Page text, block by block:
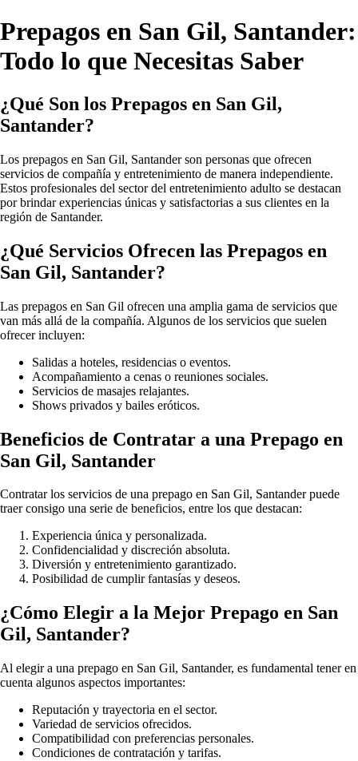
Prepagos en San Gil, Santander:
Todo lo que Necesitas Saber
¿Qué Son los Prepagos en San Gil,
Santander?
Los prepagos en San Gil, Santander son personas que ofrecen
servicios de compañía y entretenimiento de manera independiente.
Estos profesionales del sector del entretenimiento adulto se destacan
por brindar experiencias únicas y satisfactorias a sus clientes en la
región de Santander.
¿Qué Servicios Ofrecen las Prepagos en
San Gil, Santander?
Las prepagos en San Gil ofrecen una amplia gama de servicios que
van más allá de la compañía. Algunos de los servicios que suelen
ofrecer incluyen:
Salidas a hoteles, residencias o eventos.
Acompañamiento a cenas o reuniones sociales.
Servicios de masajes relajantes.
Shows privados y bailes eróticos.
Beneficios de Contratar a una Prepago en
San Gil, Santander
Contratar los servicios de una prepago en San Gil, Santander puede
traer consigo una serie de beneficios, entre los que destacan:
Experiencia única y personalizada.
Confidencialidad y discreción absoluta.
Diversión y entretenimiento garantizado.
Posibilidad de cumplir fantasías y deseos.
¿Cómo Elegir a la Mejor Prepago en San
Gil, Santander?
Al elegir a una prepago en San Gil, Santander, es fundamental tener en
cuenta algunos aspectos importantes:
Reputación y trayectoria en el sector.
Variedad de servicios ofrecidos.
Compatibilidad con preferencias personales.
Condiciones de contratación y tarifas.